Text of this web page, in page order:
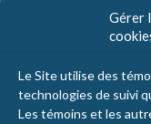
Gérer
Le Site utilise des
technologies de suivi
Les témoins et les
Nous joindre
Saint-Mathieu-de-
J3G 0R2